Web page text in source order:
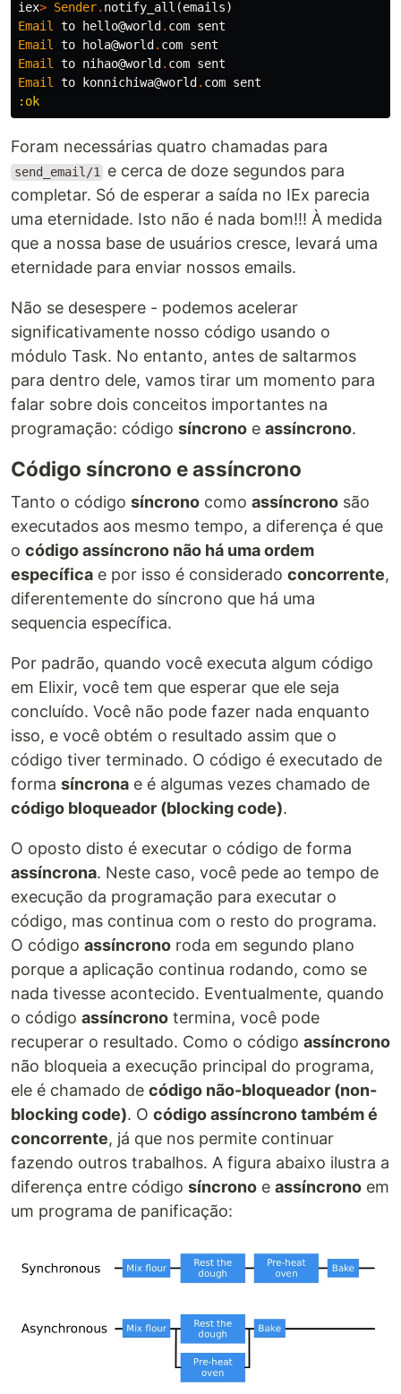
iex> Sender. notify_all (emails)
Email
to hello@world . com sent
Email
to hola@world . com sent
Email
to nihao@world . com sent
Email
to konnichiwa@world . com sent
:ok
Foram necessárias quatro chamadas para
send_email/1
e cerca de doze segundos para
completar. Só de esperar a saída no IEx parecia
uma eternidade. Isto não é nada bom!!! À medida
que a nossa base de usuários cresce, levará uma
eternidade para enviar nossos emails.
Não se desespere - podemos acelerar
significativamente nosso código usando o
módulo Task. No entanto, antes de saltarmos
para dentro dele, vamos tirar um momento para
falar sobre dois conceitos importantes na
programação: código síncrono e assíncrono.
Código síncrono e assíncrono
Tanto o código síncrono como assíncrono são
executados aos mesmo tempo, a diferença é que
o código assíncrono não há uma ordem
específica e por isso é considerado concorrente,
diferentemente do síncrono que há uma
sequencia específica.
Por padrão, quando você executa algum código
em Elixir, você tem que esperar que ele seja
concluído. Você não pode fazer nada enquanto
isso, e você obtém o resultado assim que o
código tiver terminado. O código é executado de
forma síncrona e é algumas vezes chamado de
código bloqueador (blocking code).
O oposto disto é executar o código de forma
assíncrona. Neste caso, você pede ao tempo de
execução da programação para executar o
código, mas continua com o resto do programa.
O código assíncrono roda em segundo plano
porque a aplicação continua rodando, como se
nada tivesse acontecido. Eventualmente, quando
o código assíncrono termina, você pode
recuperar o resultado. Como o código assíncrono
não bloqueia a execução principal do programa,
ele é chamado de código não-bloqueador (non-
blocking code). O código assíncrono também é
concorrente, já que nos permite continuar
fazendo outros trabalhos. A figura abaixo ilustra a
diferença entre código síncrono e assíncrono em
um programa de panificação: